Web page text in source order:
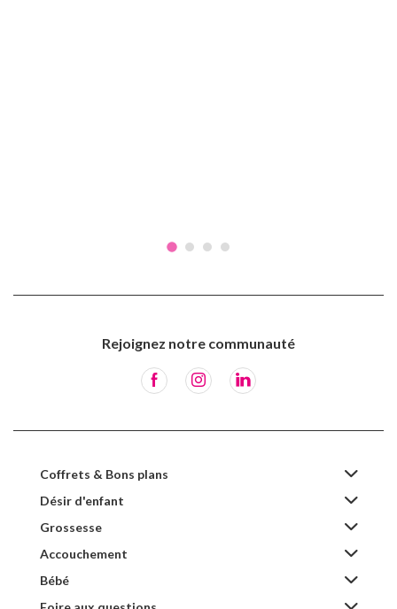
Rejoignez notre communauté
Coffrets & Bons plans
Désir d'enfant
Grossesse
Accouchement
Bébé